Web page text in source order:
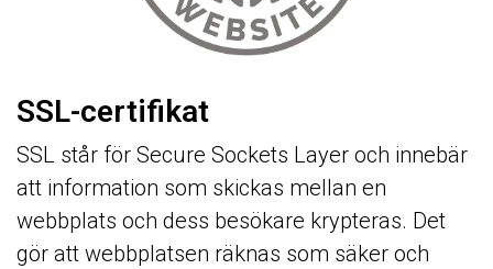
SSL-certifikat
SSL står för Secure Sockets Layer och innebär
att information som skickas mellan en
webbplats och dess besökare krypteras. Det
gör att webbplatsen räknas som säker och